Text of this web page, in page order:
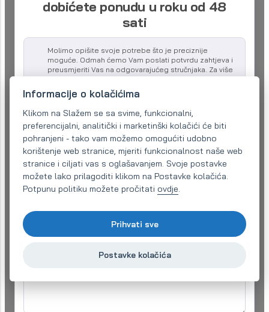
dobićete ponudu u roku od 48
sati
Molimo opišite svoje potrebe što je preciznije
moguće. Odmah ćemo Vam poslati potvrdu zahtjeva i
preusmjeriti Vas na odgovarajućeg stručnjaka. Za više
detalja može Vas kontaktirati na date kontakte.
Email (obavezno)*
Telefon:*
Vaš zahtjev
Informacije o kolačićima
Klikom na Slažem se sa svime, funkcionalni,
preferencijalni, analitički i marketinški kolačići će biti
pohranjeni - tako vam možemo omogućiti udobno
korištenje web stranice, mjeriti funkcionalnost naše web
stranice i ciljati vas s oglašavanjem. Svoje postavke
možete lako prilagoditi klikom na Postavke kolačića.
Potpunu politiku možete pročitati ovdje.
Prihvati sve
Postavke kolačića